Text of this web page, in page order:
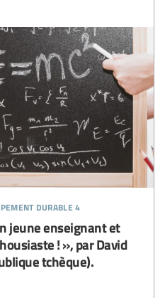
durable 4
jeune enseignant et
! », par David
tchèque).